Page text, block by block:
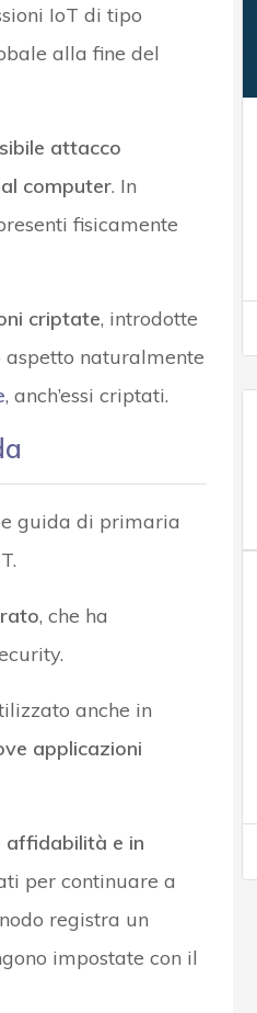
IoT di tipo
alla fine del
attacco
computer. In
fisicamente
criptate, introdotte
naturalmente
, anch’essi criptati.
guida di primaria
, che ha
anche in
applicazioni
affidabilità e in
per continuare a
registra un
impostate con il